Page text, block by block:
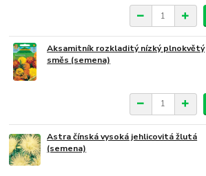
Aksamitník rozkladitý nízký plnokvětý
směs (semena)
Astra čínská vysoká jehlicovitá žlutá
(semena)